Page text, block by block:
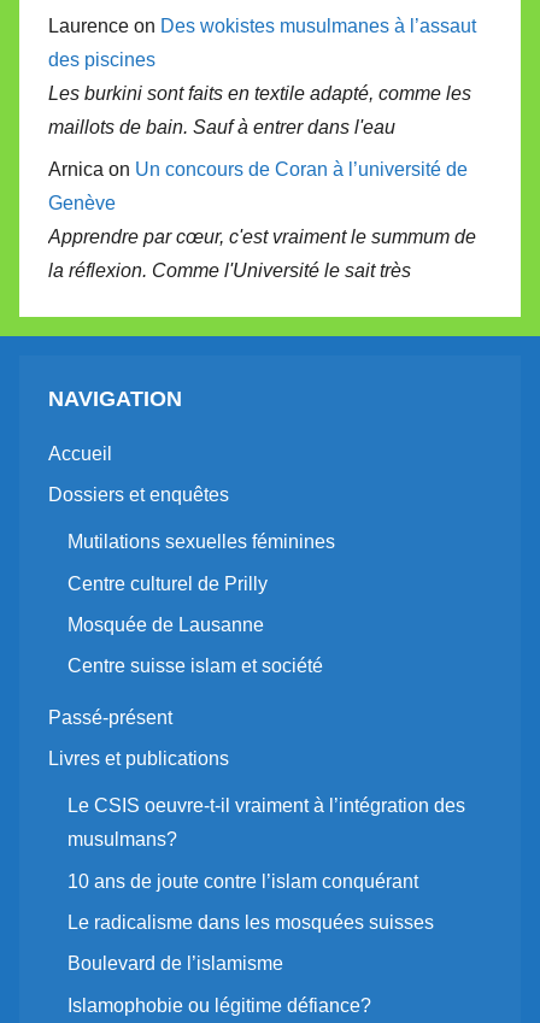
Laurence on Des wokistes musulmanes à l’assaut
des piscines
Les burkini sont faits en textile adapté, comme les
maillots de bain. Sauf à entrer dans l'eau
Arnica on Un concours de Coran à l’université de
Genève
Apprendre par cœur, c'est vraiment le summum de
la réflexion. Comme l'Université le sait très
NAVIGATION
Accueil
Dossiers et enquêtes
Mutilations sexuelles féminines
Centre culturel de Prilly
Mosquée de Lausanne
Centre suisse islam et société
Passé-présent
Livres et publications
Le CSIS oeuvre-t-il vraiment à l’intégration des
musulmans?
10 ans de joute contre l’islam conquérant
Le radicalisme dans les mosquées suisses
Boulevard de l’islamisme
Islamophobie ou légitime défiance?